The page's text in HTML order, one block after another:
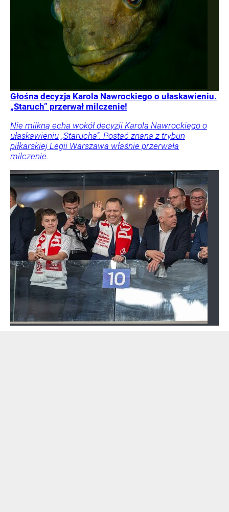
Głośna decyzja Karola Nawrockiego o ułaskawieniu.
„Staruch” przerwał milczenie!
Nie milkną echa wokół decyzji Karola Nawrockiego o
ułaskawieniu „Starucha”. Postać znana z trybun
piłkarskiej Legii Warszawa właśnie przerwała
milczenie.